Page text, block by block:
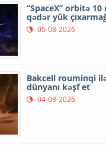
“SpaceX” orbitə
qədər yük
05-08-2026
Bakcell rouminqi
dünyanı kəşf et
04-08-2026